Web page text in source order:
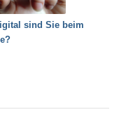
sind Sie beim